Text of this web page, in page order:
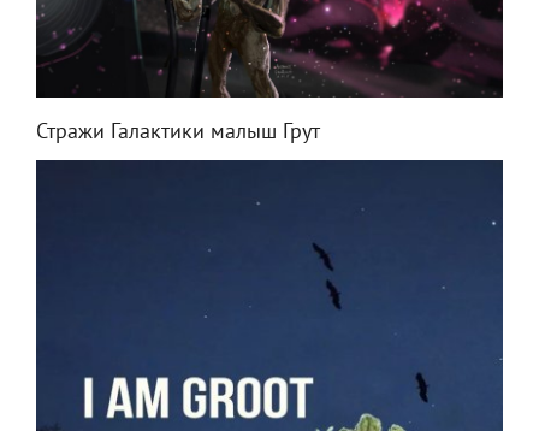
Стражи Галактики малыш Грут